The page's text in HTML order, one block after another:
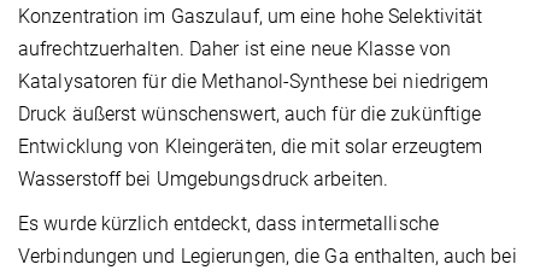
Konzentration im Gaszulauf, um eine hohe Selektivität
aufrechtzuerhalten. Daher ist eine neue Klasse von
Katalysatoren für die Methanol-Synthese bei niedrigem
Druck äußerst wünschenswert, auch für die zukünftige
Entwicklung von Kleingeräten, die mit solar erzeugtem
Wasserstoff bei Umgebungsdruck arbeiten.
Es wurde kürzlich entdeckt, dass intermetallische
Verbindungen und Legierungen, die Ga enthalten, auch bei